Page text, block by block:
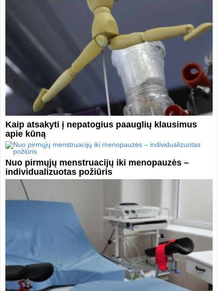
Kaip atsakyti į nepatogius paauglių klausimus
apie kūną
Nuo pirmųjų menstruacijų iki menopauzės –
individualizuotas požiūris